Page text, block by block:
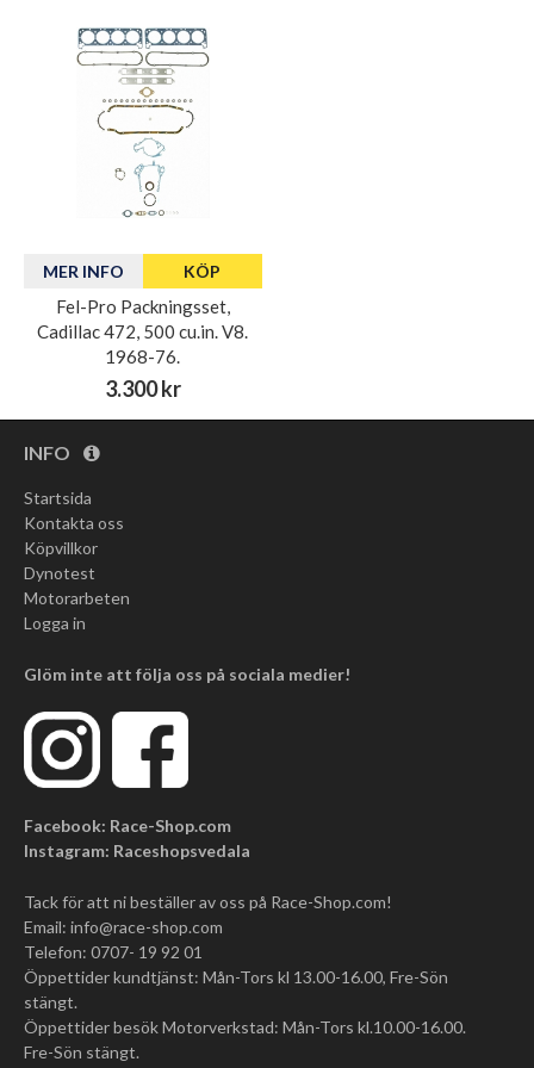
MER INFO KÖP
Fel-Pro Packningsset,
Cadillac 472, 500 cu.in. V8.
1968-76.
3.300 kr
INFO
Startsida
Kontakta oss
Köpvillkor
Dynotest
Motorarbeten
Logga in
Glöm inte att följa oss på sociala medier!
Facebook: Race-Shop.com
Instagram: Raceshopsvedala
Tack för att ni beställer av oss på Race-Shop.com!
Email: info@race-shop.com
Telefon: 0707- 19 92 01
Öppettider kundtjänst: Mån-Tors kl 13.00-16.00, Fre-Sön
stängt.
Öppettider besök Motorverkstad: Mån-Tors kl.10.00-16.00.
Fre-Sön stängt.